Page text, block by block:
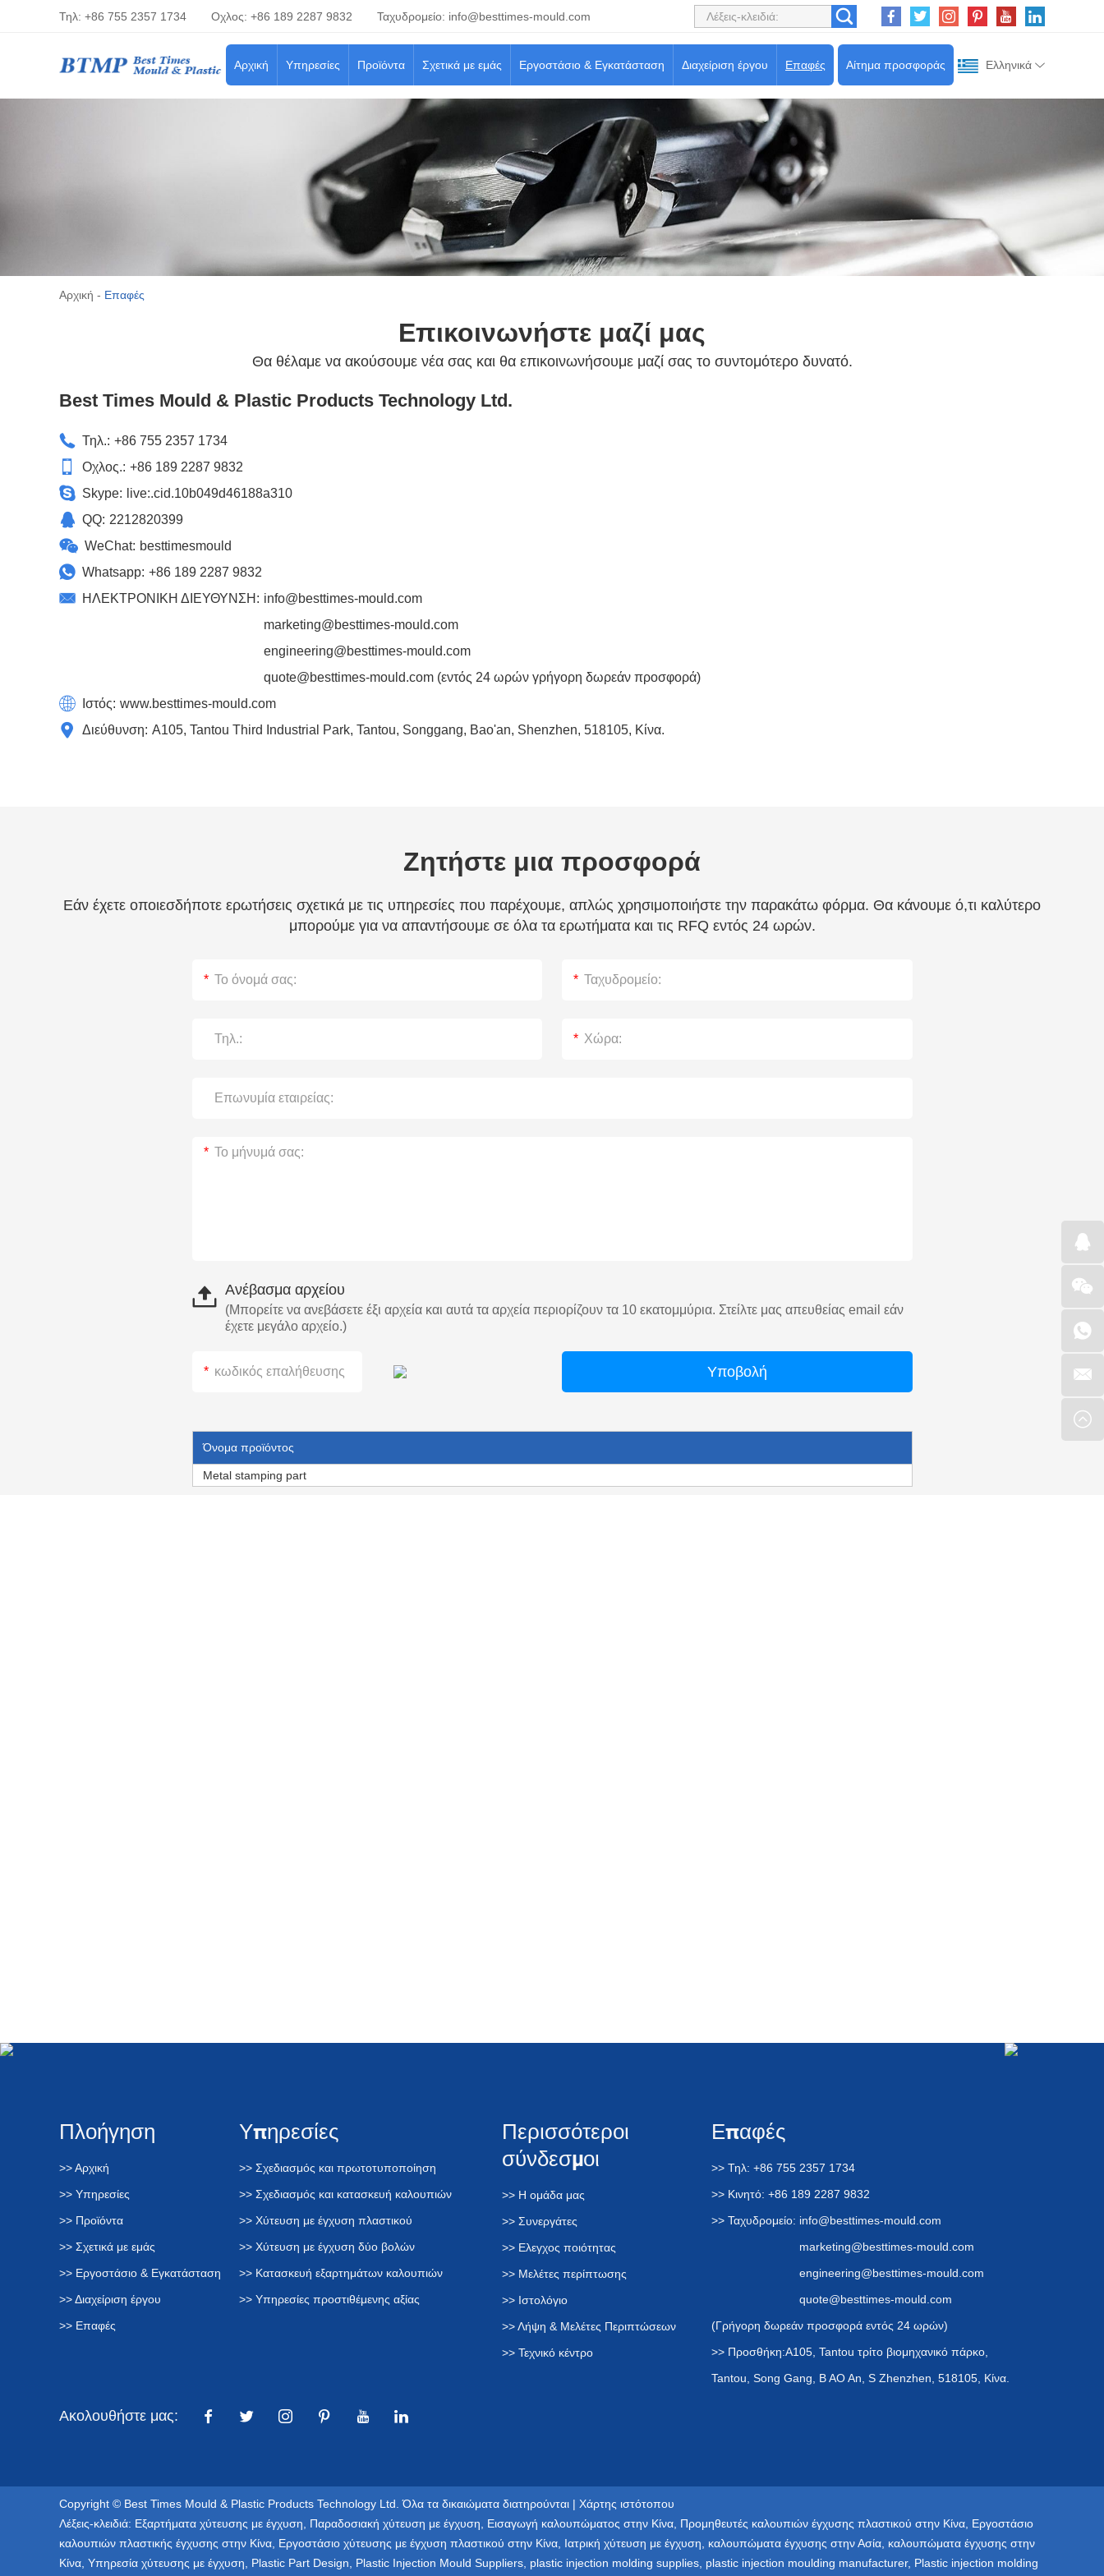
Τηλ: +86 755 2357 1734 Οχλος: +86 189 2287 9832 Ταχυδρομείο: info@besttimes-mould.com
Ελληνικά
Αίτημα προσφοράς
Αρχική Υπηρεσίες Προϊόντα Σχετικά με εμάς Εργοστάσιο & Εγκατάσταση Διαχείριση έργου Επαφές
Αρχική - Επαφές
Επικοινωνήστε μαζί μας
Θα θέλαμε να ακούσουμε νέα σας και θα επικοινωνήσουμε μαζί σας το συντομότερο δυνατό.
Best Times Mould & Plastic Products Technology Ltd.
Τηλ.: +86 755 2357 1734
Οχλος.: +86 189 2287 9832
Skype:
live:.cid.10b049d46188a310
QQ: 2212820399
WeChat: besttimesmould
Whatsapp: +86 189 2287 9832
ΗΛΕΚΤΡΟΝΙΚΗ ΔΙΕΥΘΥΝΣΗ: info@besttimes-mould.com
marketing@besttimes-mould.com
engineering@besttimes-mould.com
quote@besttimes-mould.com (εντός 24 ωρών γρήγορη δωρεάν προσφορά)
Ιστός: www.besttimes-mould.com
Διεύθυνση: A105, Tantou Third Industrial Park, Tantou, Songgang, Bao'an, Shenzhen, 518105, Κίνα.
Ζητήστε μια προσφορά
Εάν έχετε οποιεσδήποτε ερωτήσεις σχετικά με τις υπηρεσίες που παρέχουμε, απλώς χρησιμοποιήστε την παρακάτω φόρμα. Θα κάνουμε ό,τι καλύτερο
μπορούμε για να απαντήσουμε σε όλα τα ερωτήματα και τις RFQ εντός 24 ωρών.
Ανέβασμα αρχείου
(Μπορείτε να ανεβάσετε έξι αρχεία και αυτά τα αρχεία περιορίζουν τα 10 εκατομμύρια. Στείλτε μας απευθείας email εάν
έχετε μεγάλο αρχείο.)
Όνομα προϊόντος
Metal stamping part
Πλοήγηση
>> Αρχική
>> Υπηρεσίες
>> Προϊόντα
>> Σχετικά με εμάς
>> Εργοστάσιο & Εγκατάσταση
>> Διαχείριση έργου
>> Επαφές
Υπηρεσίες
>> Σχεδιασμός και πρωτοτυποποίηση
>> Σχεδιασμός και κατασκευή καλουπιών
>> Χύτευση με έγχυση πλαστικού
>> Χύτευση με έγχυση δύο βολών
>> Κατασκευή εξαρτημάτων καλουπιών
>> Υπηρεσίες προστιθέμενης αξίας
Περισσότεροι
σύνδεσμοι
>> Η ομάδα μας
>> Συνεργάτες
>> Ελεγχος ποιότητας
>> Μελέτες περίπτωσης
>> Ιστολόγιο
>> Λήψη & Μελέτες Περιπτώσεων
>> Τεχνικό κέντρο
Επαφές
>> Τηλ: +86 755 2357 1734
>> Κινητό: +86 189 2287 9832
>> Ταχυδρομείο: info@besttimes-mould.com
marketing@besttimes-mould.com
engineering@besttimes-mould.com
quote@besttimes-mould.com
(Γρήγορη δωρεάν προσφορά εντός 24 ωρών)
>> Προσθήκη:A105, Tantou τρίτο βιομηχανικό πάρκο,
Tantou, Song Gang, B AO An, S Zhenzhen, 518105, Κίνα.
Ακολουθήστε μας:
Copyright © Best Times Mould & Plastic Products Technology Ltd. Όλα τα δικαιώματα διατηρούνται | Χάρτης ιστότοπου
Λέξεις-κλειδιά: Εξαρτήματα χύτευσης με έγχυση Παραδοσιακή χύτευση με έγχυση Εισαγωγή καλουπώματος στην Κίνα Προμηθευτές καλουπιών έγχυσης πλαστικού στην Κίνα Εργοστάσιο
καλουπιών πλαστικής έγχυσης στην Κίνα Εργοστάσιο χύτευσης με έγχυση πλαστικού στην Κίνα Ιατρική χύτευση με έγχυση καλουπώματα έγχυσης στην Ασία καλουπώματα έγχυσης στην
Κίνα Υπηρεσία χύτευσης με έγχυση Plastic Part Design Plastic Injection Mould Suppliers plastic injection molding supplies plastic injection moulding manufacturer, Plastic injection molding